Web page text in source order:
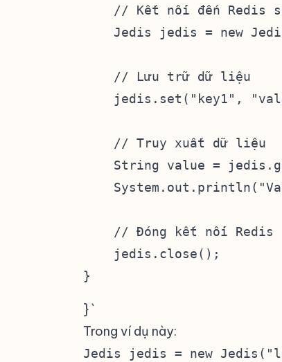
// Kết nối đến Redis
Jedis jedis = new
    // Lưu trữ dữ liệu
jedis.set("key1",
    // Truy xuất dữ liệu
String value =
    // Đóng kết nối Redis
    jedis.close();
} `
Trong ví dụ này:
Jedis jedis = new